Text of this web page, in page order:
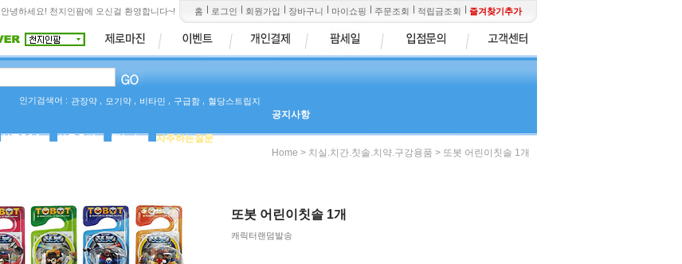
안녕하세요! 천지인팜에 오신걸 환영합니다~! 홈 로그인 회원가입 장바구니 마이쇼핑 주문조회 적립금조회 즐겨찾기추가
인기검색어 : 관장약 모기약 비타민 구급함 혈당스트립지
공지사항
상품Q&A 사용후기 팜뉴스
자주하는질문
Home > 치실.치간.칫솔.치약.구강용품 > 또봇 어린이칫솔 1개
또봇 어린이칫솔 1개
캐릭터랜덤발송